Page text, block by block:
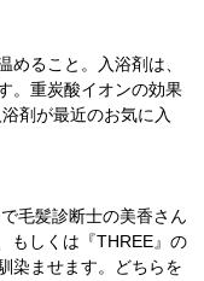
めること。入浴剤は、
。重炭酸イオンの効果
剤が最近のお気に入
毛髪診断士の美香さん
もしくは『THREE』の
染ませます。どちらを